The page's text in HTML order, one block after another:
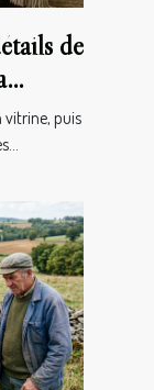
de
vitrine, puis